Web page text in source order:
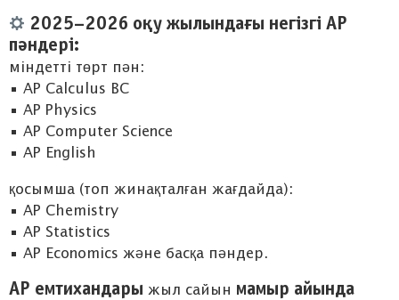
2025–2026 оқу жылындағы негізгі AP
пәндері:
міндетті төрт пән:
• AP Calculus BC
• AP Physics
• AP Computer Science
• AP English
қосымша (топ жинақталған жағдайда):
• AP Chemistry
• AP Statistics
• AP Economics және басқа пәндер.
AP емтихандары жыл сайын мамыр айында